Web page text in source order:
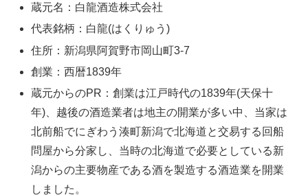
蔵元名：白龍酒造株式会社
代表銘柄：白龍(はくりゅう)
住所：新潟県阿賀野市岡山町3-7
創業：西暦1839年
蔵元からのPR：創業は江戸時代の1839年(天保十
年)、越後の酒造業者は地主の開業が多い中、当家は
北前船でにぎわう湊町新潟で北海道と交易する回船
問屋から分家し、当時の北海道で必要としている新
潟からの主要物産である酒を製造する酒造業を開業
しました。